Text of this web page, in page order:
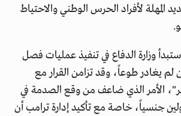
المهلة لأفراد الحرس الوطني والاحتياط
وزارة الدفاع في تنفيذ عمليات فصل
يغادر طوعاً، وقد تزامن القرار مع
الأمر الذي ضاعف من وقع الصدمة في
جنسياً، خاصة مع تأكيد إدارة ترامب أن